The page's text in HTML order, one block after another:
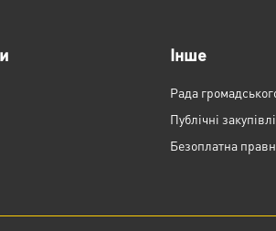
Інше
Рада
Публічні закупівлі
Безоплатна